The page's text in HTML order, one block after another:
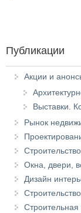
Публикации
Акции и
Выставки.
Рынок
Окна, двери,
Дизайн
Строительная